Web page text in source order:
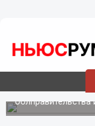
Глава
жильцами
В мероприятии